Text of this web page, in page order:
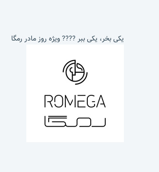
یکی بخر، یکی ببر ???? ویژه روز مادر رمگا